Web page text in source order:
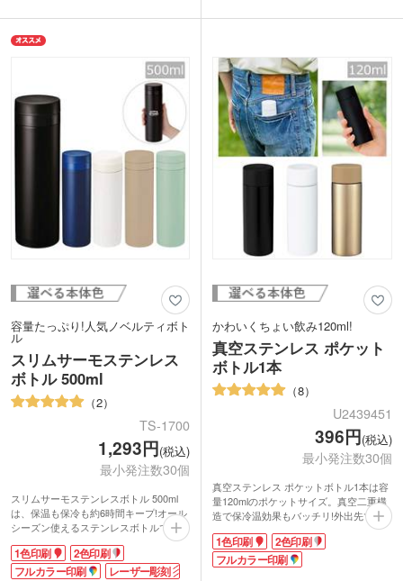
き。表面は少しザラっとしたマットな質
感で、おしゃれなニュアンスカラーが魅
力です。
側面に1色印刷かレーザー彫刻が可能。
校章や企業名を印刷すれば、卒業記念や
創立記念にぴったりなノベルティが制作
できますよ。安心信頼の象印ブランドは
年齢性別問わず喜ばれます。
通学の普段使いにも大活躍間違いなし!
側面に1色での名入れ印刷が可能です。
企業ロゴを入れた周年記念品制作や、ア
ウトドアショップのオリジナルグッズ制
作にいかがでしょうか。
容量たっぷり!人気ノベルティボト
ル
スリムサーモステンレス
ボトル 500ml
2
TS-1700
1,293円(税込)
最小発注数30個
スリムサーモステンレスボトル 500ml
は、保温も保冷も約6時間キープ!オール
シーズン使えるステンレスボトルです。
容量は大満足の500ml。スポーツジムや
レジャー、たくさん飲みたい時の強い味
方です。氷が飛び出ない内蓋付き。蓋と
1色印刷
2色印刷
フルカラー印刷
レーザー彫刻
かわいくちょい飲み120ml!
真空ステンレス ポケット
ボトル1本
8
U2439451
396円(税込)
最小発注数30個
真空ステンレス ポケットボトル1本は容
量120mlのポケットサイズ。真空二重構
造で保冷温効果もバッチリ!外出先でも
美味しい状態で飲めます。
小さめのバッグやポケットに収まるので
携帯に楽チン!シニアから若い女性層ま
1色印刷
2色印刷
フルカラー印刷